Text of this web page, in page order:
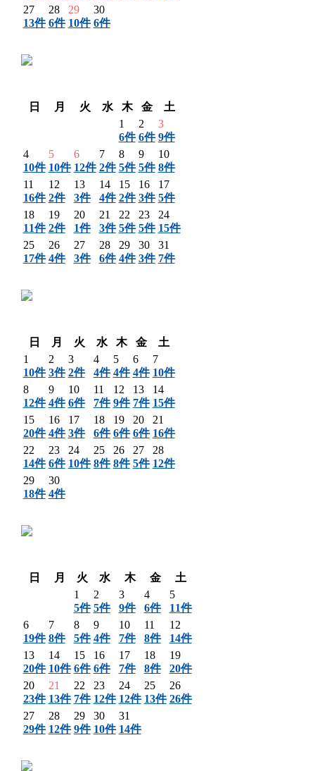
27
13件
28
6件
29
10件
30
6件
日
月 火 水 木 金
土
1
6件
2
6件
3
9件
4
10件
5
10件
6
12件
7
2件
8
5件
9
5件
10
8件
11
16件
12
2件
13
3件
14
4件
15
2件
16
3件
17
5件
18
11件
19
2件
20
1件
21
3件
22
5件
23
5件
24
15件
25
17件
26
4件
27
3件
28
6件
29
4件
30
3件
31
7件
日
月 火 水 木 金
土
1
10件
2
3件
3
2件
4
4件
5
4件
6
4件
7
10件
8
12件
9
4件
10
6件
11
7件
12
9件
13
7件
14
15件
15
20件
16
4件
17
3件
18
6件
19
6件
20
6件
21
16件
22
14件
23
6件
24
10件
25
8件
26
8件
27
5件
28
12件
29
18件
30
4件
日
月 火 水 木 金
土
1
5件
2
5件
3
9件
4
6件
5
11件
6
19件
7
8件
8
5件
9
4件
10
7件
11
8件
12
14件
13
20件
14
10件
15
6件
16
6件
17
7件
18
8件
19
20件
20
23件
21
13件
22
7件
23
12件
24
12件
25
13件
26
26件
27
29件
28
12件
29
9件
30
10件
31
14件